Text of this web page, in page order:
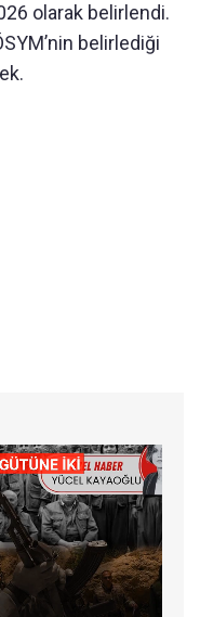
olarak belirlendi.
belirlediği